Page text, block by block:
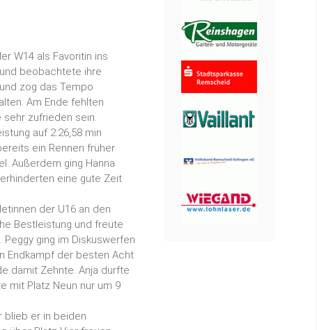
W14 als Favoritin ins
beobachtete ihre
zog das Tempo
Am Ende fehlten
zufrieden sein.
auf 2:26,58 min
ein Rennen früher
Außerdem ging Hanna
eine gute Zeit
der U16 an den
Bestleistung und freute
ging im Diskuswerfen
Endkampf der besten Acht
damit Zehnte. Anja durfte
mit Platz Neun nur um 9
blieb er in beiden